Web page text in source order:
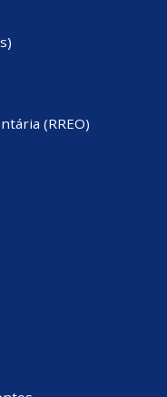
(RREO)